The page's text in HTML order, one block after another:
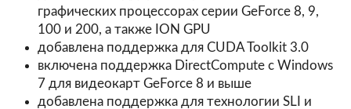
графических процессорах серии GeForce 8, 9,
100 и 200, а также ION GPU
добавлена поддержка для CUDA Toolkit 3.0
включена поддержка DirectCompute с Windows
7 для видеокарт GeForce 8 и выше
добавлена поддержка для технологии SLI и